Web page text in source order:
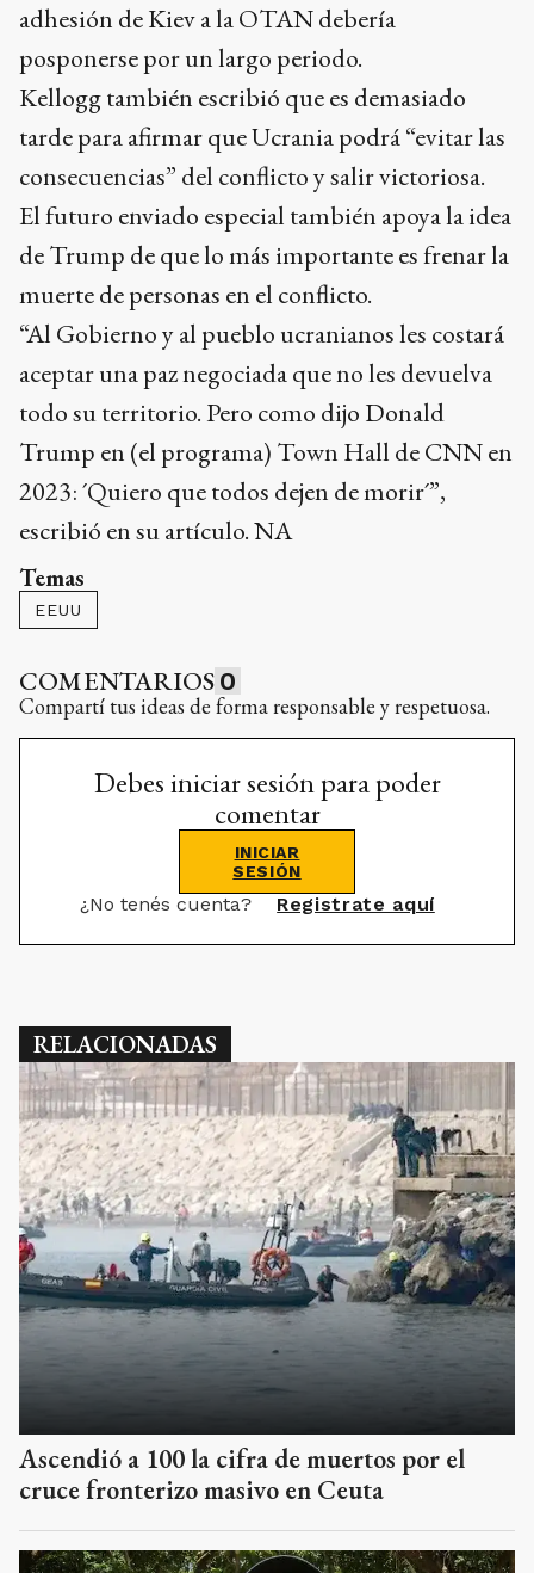
adhesión de Kiev a la OTAN debería
posponerse por un largo periodo.
Kellogg también escribió que es demasiado
tarde para afirmar que Ucrania podrá “evitar las
consecuencias” del conflicto y salir victoriosa.
El futuro enviado especial también apoya la idea
de Trump de que lo más importante es frenar la
muerte de personas en el conflicto.
“Al Gobierno y al pueblo ucranianos les costará
aceptar una paz negociada que no les devuelva
todo su territorio. Pero como dijo Donald
Trump en (el programa) Town Hall de CNN en
2023: ´Quiero que todos dejen de morir´”,
escribió en su artículo. NA
Temas
EEUU
COMENTARIOS 0
Compartí tus ideas de forma responsable y respetuosa.
Debes iniciar sesión para poder
comentar
INICIAR
SESIÓN
¿No tenés cuenta? Registrate aquí
RELACIONADAS
Ascendió a 100 la cifra de muertos por el
cruce fronterizo masivo en Ceuta